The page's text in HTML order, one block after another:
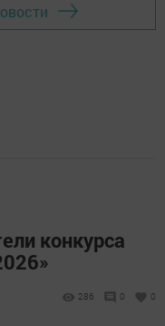
конкурса
286 0 0